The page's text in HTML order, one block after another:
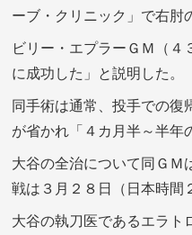
ーブ・クリニック」で右肘
ビリー・エプラーＧＭ（
に成功した」と説明した。
同手術は通常、投手での復
が省かれ「４カ月半～半年
大谷の全治について同ＧＭ
戦は３月２８日（日本時間
大谷の執刀医であるエラト